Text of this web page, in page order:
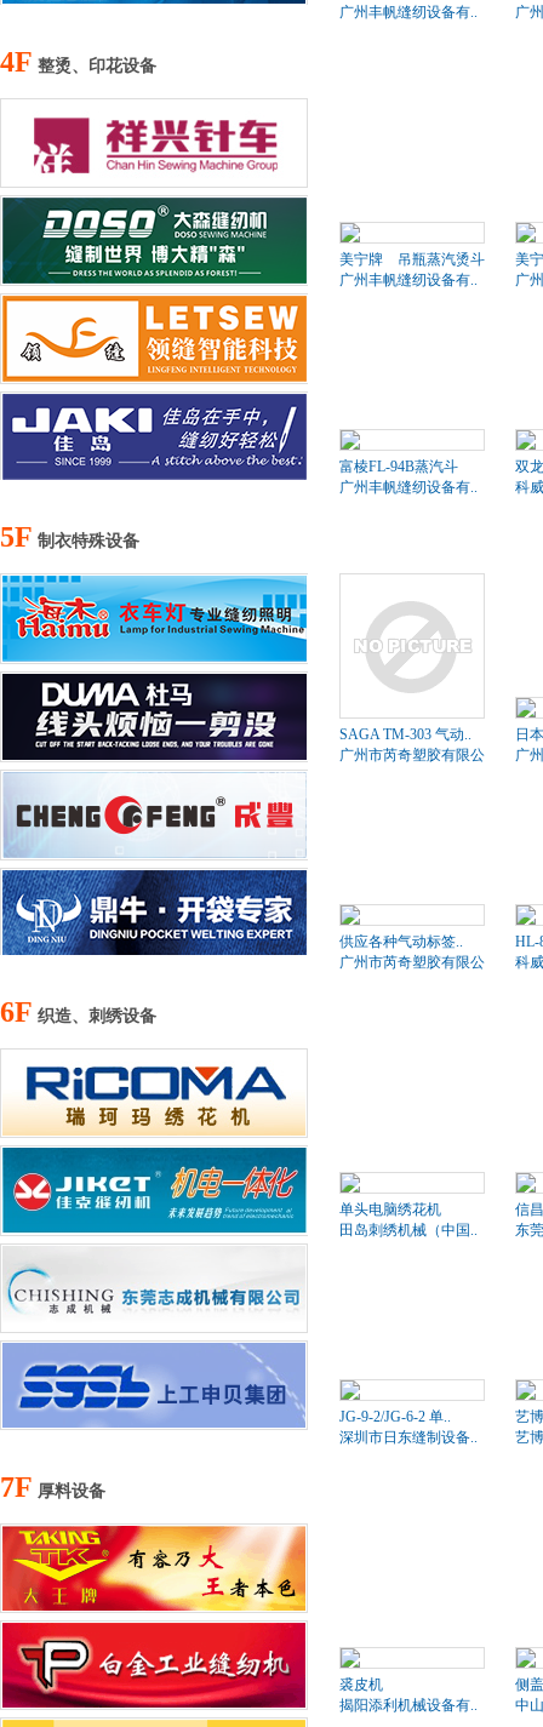
广州丰帆缝纫设备有.. 广
4F 整烫、印花设备
美宁牌 吊瓶蒸汽烫斗
广州丰帆缝纫设备有..
美
广
富棱FL-94B蒸汽斗
广州丰帆缝纫设备有..
双
科
5F 制衣特殊设备
SAGA TM-303 气动..
广州市芮奇塑胶有限公司
日
广
供应各种气动标签..
广州市芮奇塑胶有限公司
HL-
科
6F 织造、刺绣设备
单头电脑绣花机
田岛刺绣机械（中国..
信
东
JG-9-2/JG-6-2 单..
深圳市日东缝制设备..
艺
艺
7F 厚料设备
裘皮机
揭阳添利机械设备有..
侧
中